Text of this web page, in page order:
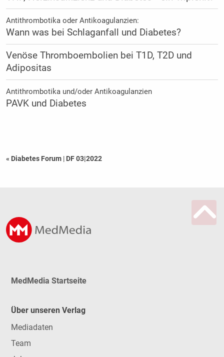
Antithrombotika oder Antikoagulanzien:
Wann was bei Schlaganfall und Diabetes?
Venöse Thromboembolien bei T1D, T2D und
Adipositas
Antithrombotika und/oder Antikoagulanzien
PAVK und Diabetes
« Diabetes Forum | DF 03|2022
MedMedia Startseite
Über unseren Verlag
Mediadaten
Team